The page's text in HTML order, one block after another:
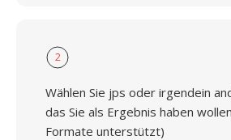
2
Wählen Sie jps oder irgendein
das Sie als Ergebnis haben
Formate unterstützt)